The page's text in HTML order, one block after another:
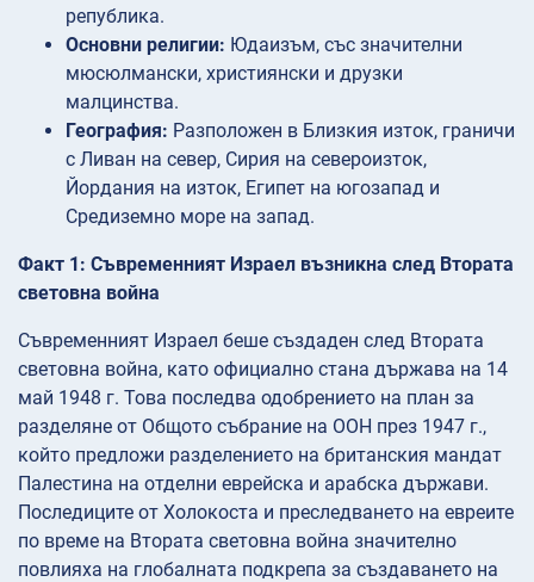
република.
Основни религии: Юдаизъм, със значителни
мюсюлмански, християнски и друзки
малцинства.
География: Разположен в Близкия изток, граничи
с Ливан на север, Сирия на североизток,
Йордания на изток, Египет на югозапад и
Средиземно море на запад.
Факт 1: Съвременният Израел възникна след Втората
световна война
Съвременният Израел беше създаден след Втората
световна война, като официално стана държава на 14
май 1948 г. Това последва одобрението на план за
разделяне от Общото събрание на ООН през 1947 г.,
който предложи разделението на британския мандат
Палестина на отделни еврейска и арабска държави.
Последиците от Холокоста и преследването на евреите
по време на Втората световна война значително
повлияха на глобалната подкрепа за създаването на